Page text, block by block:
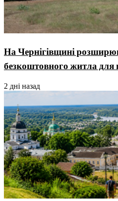
На Чернігівщині
безкоштовного житла для
2 дні назад